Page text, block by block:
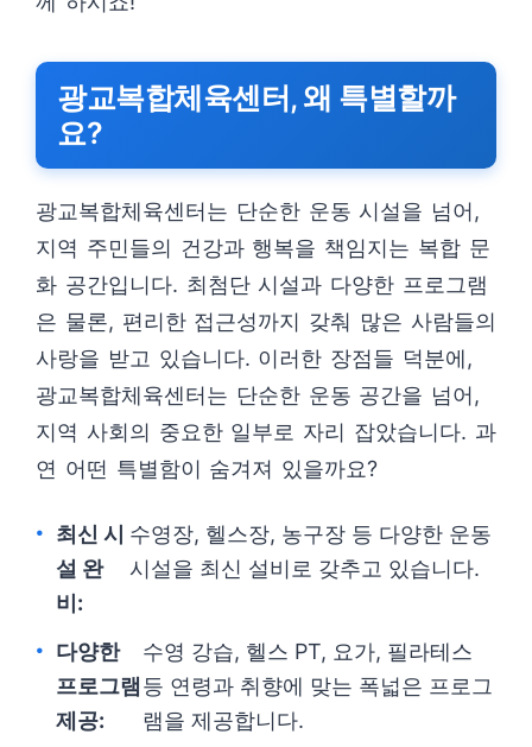
광교복합체육센터, 왜 특별할까
요?
광교복합체육센터는 단순한 운동 시설을 넘어,
지역 주민들의 건강과 행복을 책임지는 복합 문
화 공간입니다. 최첨단 시설과 다양한 프로그램
은 물론, 편리한 접근성까지 갖춰 많은 사람들의
사랑을 받고 있습니다. 이러한 장점들 덕분에,
광교복합체육센터는 단순한 운동 공간을 넘어,
지역 사회의 중요한 일부로 자리 잡았습니다. 과
연 어떤 특별함이 숨겨져 있을까요?
최신 시
설 완
비:
수영장, 헬스장, 농구장 등 다양한 운동
시설을 최신 설비로 갖추고 있습니다.
다양한
프로그램
제공:
수영 강습, 헬스 PT, 요가, 필라테스
등 연령과 취향에 맞는 폭넓은 프로그
램을 제공합니다.